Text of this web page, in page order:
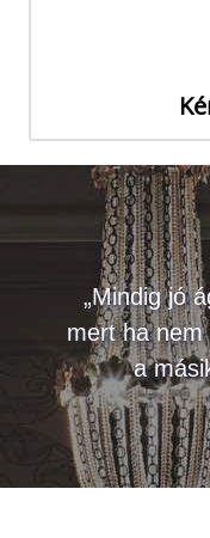
„Mindig jó
mert ha nem
a